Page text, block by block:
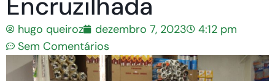
hugo queiroz dezembro 7, 2023
4:12 pm
Sem Comentários